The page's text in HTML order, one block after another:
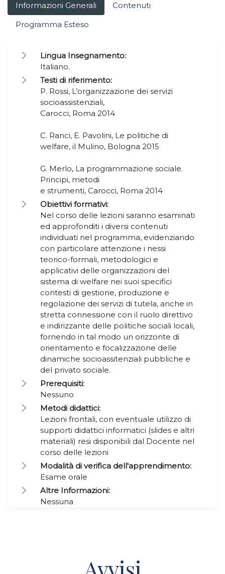
Informazioni Generali
Contenuti
Programma Esteso
Lingua Insegnamento:
Italiano.
Testi di riferimento:
P. Rossi, L’organizzazione dei servizi
socioassistenziali,
Carocci, Roma 2014
C. Ranci, E. Pavolini, Le politiche di
welfare, il Mulino, Bologna 2015
G. Merlo, La programmazione sociale.
Principi, metodi
e strumenti, Carocci, Roma 2014
Obiettivi formativi:
Nel corso delle lezioni saranno esaminati
ed approfonditi i diversi contenuti
individuati nel programma, evidenziando
con particolare attenzione i nessi
teorico-formali, metodologici e
applicativi delle organizzazioni del
sistema di welfare nei suoi specifici
contesti di gestione, produzione e
regolazione dei servizi di tutela, anche in
stretta connessione con il ruolo direttivo
e indirizzante delle politiche sociali locali,
fornendo in tal modo un orizzonte di
orientamento e focalizzazione delle
dinamiche socioassitenziali pubbliche e
del privato sociale.
Prerequisiti:
Nessuno
Metodi didattici:
Lezioni frontali, con eventuale utilizzo di
supporti didattici informatici (slides e altri
materiali) resi disponibili dal Docente nel
corso delle lezioni
Modalità di verifica dell'apprendimento:
Esame orale
Altre Informazioni:
Nessuna